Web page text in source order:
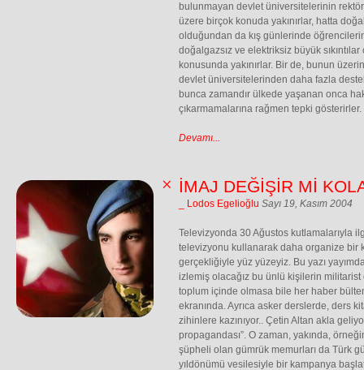
bulunmayan devlet üniversitelerinin
üzere birçok konuda yakınırlar, hatta
olduğundan da kış günlerinde
doğalgazsız ve elektriksiz büyük sıkıntılar
konusunda yakınırlar. Bir de, bunun
devlet üniversitelerinden daha fazla
bunca zamandır ülkede yaşanan onca
çıkarmamalarına rağmen tepki gösterirler.
Devamı...
İMAJ DEĞİŞİR Mİ
_ Lodos Egelioğlu Sayı 19, Kasım 2004
Televizyonda 30 Ağustos kutlamalarıyla
televizyonu kullanarak daha organize bir
gerçekliğiyle yüz yüzeyiz. Bu yazı
izlemiş olacağız bu ünlü kişilerin
toplum içinde olmasa bile her haber
ekranında. Ayrıca asker derslerde, ders
zihinlere kazınıyor.. Çetin Altan akla
propagandası”. O zaman, yakında,
şüpheli olan gümrük memurları da Türk
yıldönümü vesilesiyle bir kampanya